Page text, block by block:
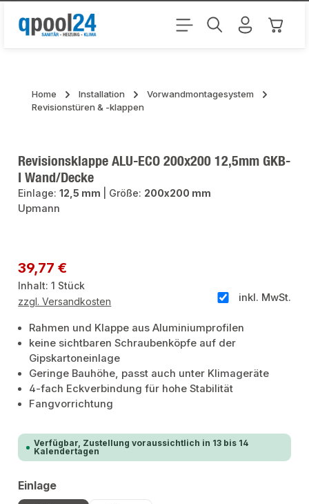
Zum Hauptinhalt springen
Home Installation
Vorwandmontagesystem
Revisionstüren & -klappen
Revisionsklappe ALU-ECO 200x200 12,5mm GKB-
I Wand/Decke
Einlage:12,5 mm Größe: 200x200 mm
Upmann
Regulärer Preis:
39,77 €
Inhalt:1 Stück
inkl. MwSt.
zzgl. Versandkosten
Rahmen und Klappe aus Aluminiumprofilen
keine sichtbaren Schraubenköpfe auf der
Gipskartoneinlage
Geringe Bauhöhe, passt auch unter Klimageräte
4-fach Eckverbindung für hohe Stabilität
Fangvorrichtung
Verfügbar, Zustellung voraussichtlich in 13 bis 14
Kalendertagen
Einlageauswählen